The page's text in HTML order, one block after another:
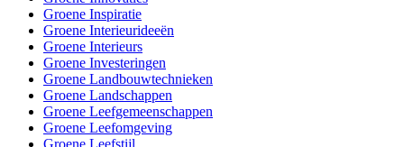
Groene Inspiratie
Groene Interieurideeën
Groene Interieurs
Groene Investeringen
Groene Landbouwtechnieken
Groene Landschappen
Groene Leefgemeenschappen
Groene Leefomgeving
Groene Leefstijl